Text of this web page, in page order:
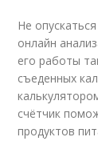
Не
онлайн
его работы
съеденных
счётчик
продуктов